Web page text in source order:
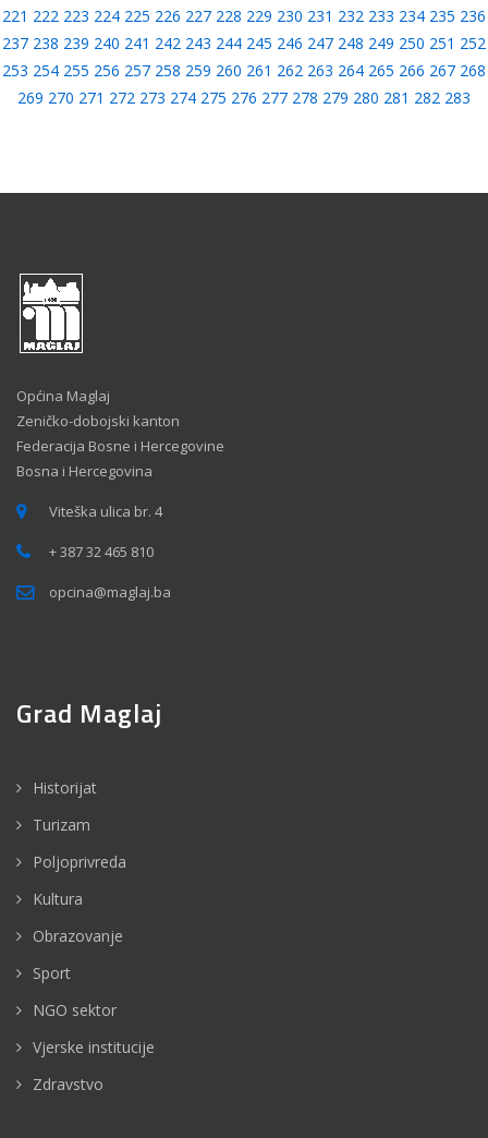
221 222 223 224 225 226 227 228 229 230 231 232 233 234 235 236
237 238 239 240 241 242 243 244 245 246 247 248 249 250 251 252
253 254 255 256 257 258 259 260 261 262 263 264 265 266 267 268
269 270 271 272 273 274 275 276 277 278 279 280 281 282 283
Općina Maglaj
Zeničko-dobojski kanton
Federacija Bosne i Hercegovine
Bosna i Hercegovina
Viteška ulica br. 4
+ 387 32 465 810
opcina@maglaj.ba
Grad Maglaj
Historijat
Turizam
Poljoprivreda
Kultura
Obrazovanje
Sport
NGO sektor
Vjerske institucije
Zdravstvo